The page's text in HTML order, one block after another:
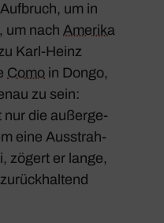
um in
um nach Amerika
Karl-Heinz
Como in Dongo,
zu sein:
nur die außer­ge­
eine Ausstrah­
zögert er lange,